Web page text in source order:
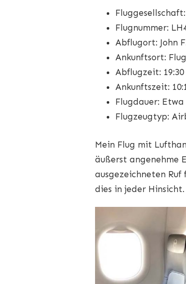
Flugnummer:
Abflugort: John
Ankunftsort:
Abflugzeit:
Ankunftszeit:
Flugdauer: Etwa
Flugzeugtyp:
Mein Flug mit
äußerst angenehme
ausgezeichneten
dies in jeder Hinsicht.